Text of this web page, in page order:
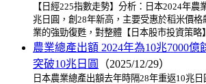
【日經225指數走勢】分析：日本2024年農
兆日圓，創28年新高，主要受惠於稻米價
業的強勁復甦，對整體【日本股市投資策略
農業總產出額 2024年為10兆7000億
突破10兆日圓
（2025/12/29）
日本農業總產出額去年時隔28年重返10兆